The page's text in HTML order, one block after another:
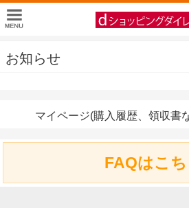
お知らせ
マイページ(購入履歴、領収書
FAQはこち